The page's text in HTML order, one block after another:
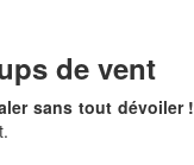
de vent
sans tout dévoiler !